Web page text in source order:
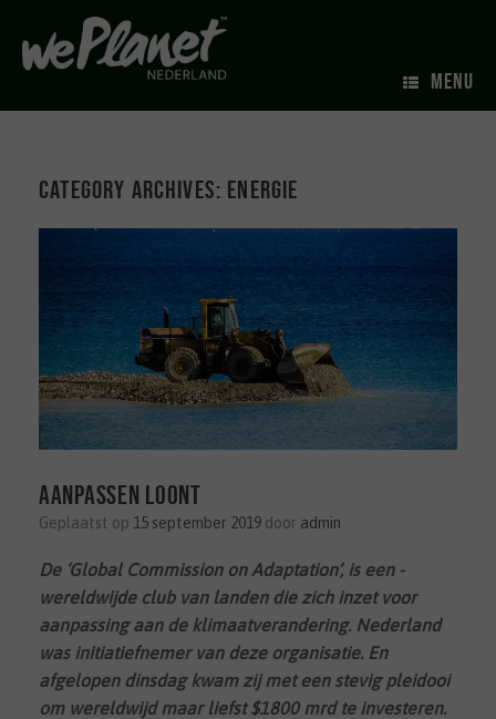
MENU
Category Archives: Energie
Aanpassen loont
Geplaatst op 15 september 2019 door admin
De ‘Global Commission on Adaptation’, is een ­
wereldwijde club van landen die zich inzet voor
aanpassing aan de klimaatverandering. Nederland
was initiatiefnemer van deze organisatie. En
afgelopen dinsdag kwam zij met een stevig pleidooi
om wereldwijd maar liefst $1800 mrd te investeren.